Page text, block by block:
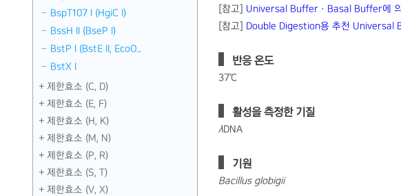
BspT107 I （HgiC I）
BssH II （BseP I）
BstP I （BstE II, EcoO..
BstX I
제한효소 (C, D)
제한효소 (E, F)
제한효소 (H, K)
제한효소 (M, N)
제한효소 (P, R)
제한효소 (S, T)
제한효소 (V, X)
[참고] Universal Buffer · Basal Buffer에
[참고] Double Digestion용 추천 Universal
반응 온도
37℃
활성을 측정한 기질
λDNA
기원
Bacillus globigii